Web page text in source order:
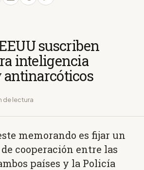
suscriben
inteligencia
antinarcóticos
de lectura
memorando es fijar un
cooperación entre las
países y la Policía